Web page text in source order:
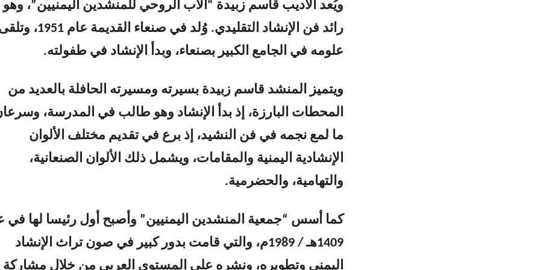
ويُعد الأديب قاسم زبيدة “الأب الروحي للمنشدين اليمنيين”، وهو
رائد فن الإنشاد التقليدي. وُلد في صنعاء القديمة عام 1951،
علومه في الجامع الكبير بصنعاء، وبدأ الإنشاد في طفولته.
ويتميز المنشد قاسم زبيدة بسيرته ومسيرته الحافلة بالعديد من
المحطات البارزة، إذ بدأ الإنشاد وهو طالب في المدرسة،
ما لمع نجمه في فن النشيد، إذ برع في تقديم مختلف الألوان
الإنشادية اليمنية والمقامات، ويشمل ذلك الألوان الصنعانية،
والتهامية، والحضرمية.
كما أسس “جمعية المنشدين اليمنيين” وأصبح أول رئيسا لها في
1409هـ / 1989م، والتي قامت بدور كبير في صون تراث الإنشاد
اليمني وتطويره، ونشره على المستوى العربي من خلال مشاركة